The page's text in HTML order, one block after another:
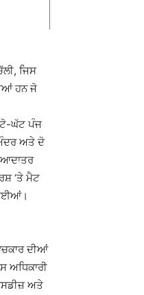
ਜਿਸ
ਹਨ ਜੋ
ਘੱਟ ਪੰਜ
ਅਤੇ ਦੋ
‘ਤੇ ਮੈਟ
ਦੀਆਂ
ਅਧਿਕਾਰੀ
ਅਤੇ